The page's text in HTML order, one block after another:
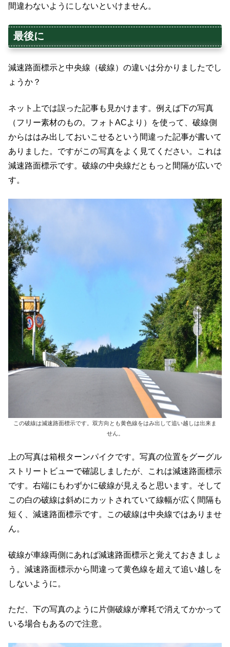
間違わないようにしないといけません。
最後に
減速路面標示と中央線（破線）の違いは分かりましたでし
ょうか？
ネット上では誤った記事も見かけます。例えば下の写真
（フリー素材のもの。フォトACより）を使って、破線側
からははみ出しておいこせるという間違った記事が書いて
ありました。ですがこの写真をよく見てください。これは
減速路面標示です。破線の中央線だともっと間隔が広いで
す。
この破線は減速路面標示です。双方向とも黄色線をはみ出して追い越しは出来ま
せん。
上の写真は箱根ターンパイクです。写真の位置をグーグル
ストリートビューで確認しましたが、これは減速路面標示
です。右端にもわずかに破線が見えると思います。そして
この白の破線は斜めにカットされていて線幅が広く間隔も
短く、減速路面標示です。この破線は中央線ではありませ
ん。
破線が車線両側にあれば減速路面標示と覚えておきましょ
う。減速路面標示から間違って黄色線を超えて追い越しを
しないように。
ただ、下の写真のように片側破線が摩耗で消えてかかって
いる場合もあるので注意。